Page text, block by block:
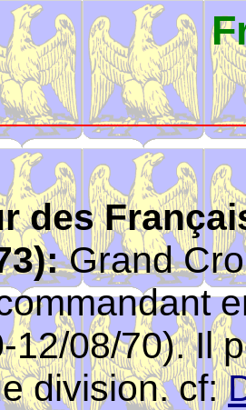
des
Grand
12/08/70). Il
division. cf: